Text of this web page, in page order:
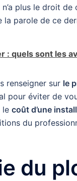
n’a plus le droit
la parole de ce
: quels sont les
renseigner sur le
pour éviter de
le coût d’une
du
du